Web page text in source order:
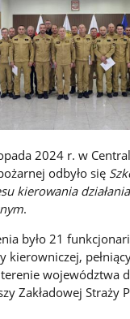
2024 r. w
odbyło się
kierowania
.
było 21
kierowniczej,
województwa
Zakładowej Straży